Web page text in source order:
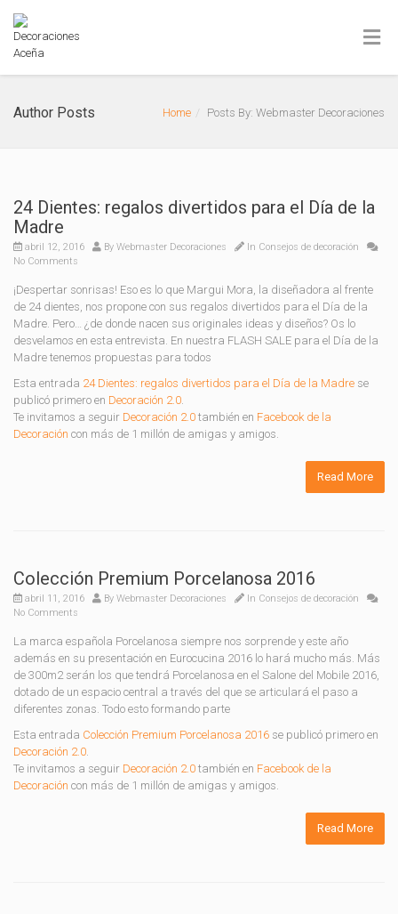
Author Posts Home Posts By: Webmaster Decoraciones
24 Dientes: regalos divertidos para el Día de la
Madre
abril 12, 2016 By Webmaster Decoraciones In Consejos de decoración
No Comments
¡Despertar sonrisas! Eso es lo que Margui Mora, la diseñadora al frente
de 24 dientes, nos propone con sus regalos divertidos para el Día de la
Madre. Pero… ¿de donde nacen sus originales ideas y diseños? Os lo
desvelamos en esta entrevista. En nuestra FLASH SALE para el Día de la
Madre tenemos propuestas para todos
Esta entrada 24 Dientes: regalos divertidos para el Día de la Madre se
publicó primero en Decoración 2.0.
Te invitamos a seguir Decoración 2.0 también en Facebook de la
Decoración con más de 1 millón de amigas y amigos.
Read More
Colección Premium Porcelanosa 2016
abril 11, 2016 By Webmaster Decoraciones In Consejos de decoración
No Comments
La marca española Porcelanosa siempre nos sorprende y este año
además en su presentación en Eurocucina 2016 lo hará mucho más. Más
de 300m2 serán los que tendrá Porcelanosa en el Salone del Mobile 2016,
dotado de un espacio central a través del que se articulará el paso a
diferentes zonas. Todo esto formando parte
Esta entrada Colección Premium Porcelanosa 2016 se publicó primero en
Decoración 2.0.
Te invitamos a seguir Decoración 2.0 también en Facebook de la
Decoración con más de 1 millón de amigas y amigos.
Read More